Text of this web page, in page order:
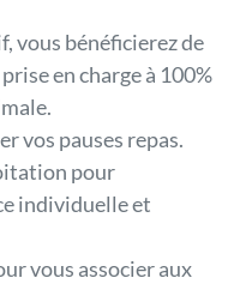
vous bénéficierez de
en charge à 100%
vos pauses repas.
pour
individuelle et
vous associer aux